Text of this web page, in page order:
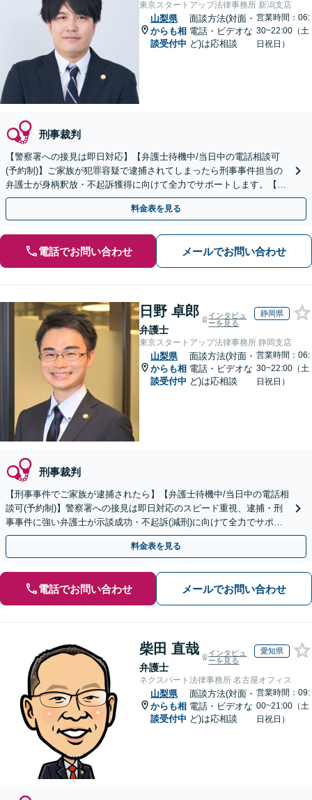
東京スタートアップ法律事務所 新潟支店
山梨県
からも相
談受付中
面談方法(対面・
電話・ビデオな
ど)は応相談
営業時間：06:
30~22:00（土
日祝日）
刑事裁判
【警察署への接見は即日対応】【弁護士待機中/当日中の電話相談可
(予約制)】ご家族が犯罪容疑で逮捕されてしまったら刑事事件担当の
弁護士が身柄釈放・不起訴獲得に向けて全力でサポートします。【毎
月100名以上の相談実績】【北陸・甲信越エリア対応】
料金表を見る
電話でお問い合わせ メールでお問い合わせ
日野 卓郎
弁護士
インタビュ
ーを見る
静岡県
東京スタートアップ法律事務所 静岡支店
山梨県
からも相
談受付中
面談方法(対面・
電話・ビデオな
ど)は応相談
営業時間：06:
30~22:00（土
日祝日）
刑事裁判
【刑事事件でご家族が逮捕されたら】【弁護士待機中/当日中の電話相
談可(予約制)】警察署への接見は即日対応のスピード重視、逮捕・刑
事事件に強い弁護士が示談成功・不起訴(減刑)に向けて全力でサポー
トします。【加害者側の相談専門】
料金表を見る
電話でお問い合わせ メールでお問い合わせ
柴田 直哉
弁護士
インタビュ
ーを見る
愛知県
ネクスパート法律事務所 名古屋オフィス
山梨県
からも相
談受付中
面談方法(対面・
電話・ビデオな
ど)は応相談
営業時間：09:
00~21:00（土
日祝日）